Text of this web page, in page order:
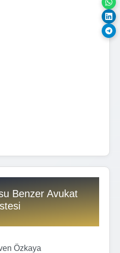
Benzer Avukat
Özkaya